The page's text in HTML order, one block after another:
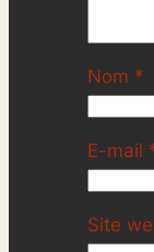
Nom *
E-mail
Site